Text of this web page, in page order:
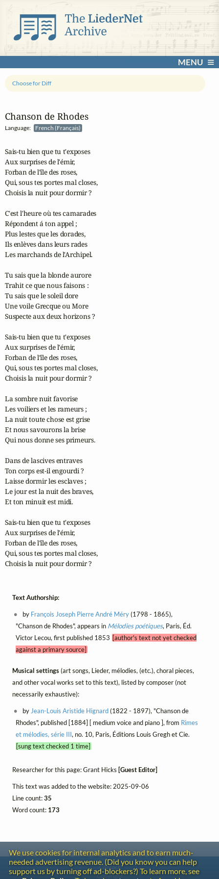
MENU
Chanson de Rhodes
Language: French (Français)
Choose for Diff
Sais-tu bien que tu t'exposes
Aux surprises de l'émir,
Forban de l'île des roses,
Qui, sous tes portes mal closes,
Choisis la nuit pour dormir ?
C'est l'heure où tes camarades
Répondent á ton appel ;
Plus lestes que les dorades,
Ils enlèves dans leurs rades
Les marchands de l'Archipel.
Tu sais que la blonde aurore
Trahit ce que nous faisons :
Tu sais que le soleil dore
Une voile Grecque ou More
Suspecte aux deux horizons ?
Sais-tu bien que tu t'exposes
Aux surprises de l'émir,
Forban de l'île des roses,
Qui, sous tes portes mal closes,
Choisis la nuit pour dormir ?
La sombre nuit favorise
Les voiliers et les rameurs ;
La nuit toute chose est grise
Et nous savourons la brise
Qui nous donne ses primeurs.
Dans de lascives entraves
Ton corps est-il engourdi ?
Laisse dormir les esclaves ;
Le jour est la nuit des braves,
Et ton minuit est midi.
Sais-tu bien que tu t'exposes
Aux surprises de l'émir,
Forban de l'île des roses,
Qui, sous tes portes mal closes,
Choisis la nuit pour dormir ?
Text Authorship:
by François Joseph Pierre André Méry(1798 - 1865),
"Chanson de Rhodes", appears in Mélodies poétiques, Paris, Éd.
Victor Lecou, first published 1853 [author's text not yet checked
against a primary source]
Musical settings(art songs, Lieder, mélodies, (etc.), choral pieces,
and other vocal works set to this text), listed by composer (not
necessarily exhaustive):
by Jean-Louis Aristide Hignard(1822 - 1897), "Chanson de
Rhodes", published [1884] [ medium voice and piano ], from Rimes
et mélodies, série III, no. 10, Paris, Éditions Louis Gregh et Cie.
[sung text checked 1 time]
Researcher for this page: Grant Hicks [Guest Editor]
This text was added to the website: 2025-09-06
Line count:35
Word count: 173
We use cookies for internal analytics and to earn much-
needed advertising revenue. (Did you know you can help
support us by turning off ad-blockers?) To learn more, see
Contact
Copyright